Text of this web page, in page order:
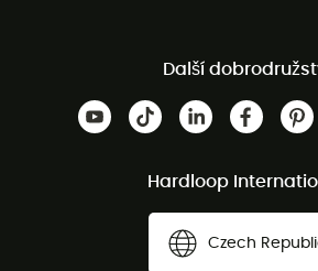
Další
Hardloop
Czech